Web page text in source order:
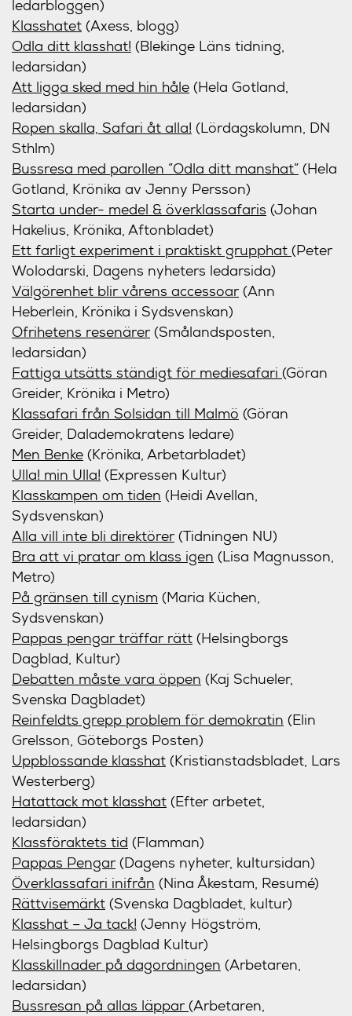
ledarbloggen)
Klasshatet (Axess, blogg)
Odla ditt klasshat! (Blekinge Läns tidning,
ledarsidan)
Att ligga sked med hin håle (Hela Gotland,
ledarsidan)
Ropen skalla, Safari åt alla! (Lördagskolumn, DN
Sthlm)
Bussresa med parollen ”Odla ditt manshat” (Hela
Gotland, Krönika av Jenny Persson)
Starta under- medel & överklassafaris (Johan
Hakelius, Krönika, Aftonbladet)
Ett farligt experiment i praktiskt grupphat (Peter
Wolodarski, Dagens nyheters ledarsida)
Välgörenhet blir vårens accessoar (Ann
Heberlein, Krönika i Sydsvenskan)
Ofrihetens resenärer (Smålandsposten,
ledarsidan)
Fattiga utsätts ständigt för mediesafari (Göran
Greider, Krönika i Metro)
Klassafari från Solsidan till Malmö (Göran
Greider, Dalademokratens ledare)
Men Benke (Krönika, Arbetarbladet)
Ulla! min Ulla! (Expressen Kultur)
Klasskampen om tiden (Heidi Avellan,
Sydsvenskan)
Alla vill inte bli direktörer (Tidningen NU)
Bra att vi pratar om klass igen (Lisa Magnusson,
Metro)
På gränsen till cynism (Maria Küchen,
Sydsvenskan)
Pappas pengar träffar rätt (Helsingborgs
Dagblad, Kultur)
Debatten måste vara öppen (Kaj Schueler,
Svenska Dagbladet)
Reinfeldts grepp problem för demokratin (Elin
Grelsson, Göteborgs Posten)
Uppblossande klasshat (Kristianstadsbladet, Lars
Westerberg)
Hatattack mot klasshat (Efter arbetet,
ledarsidan)
Klassföraktets tid (Flamman)
Pappas Pengar (Dagens nyheter, kultursidan)
Överklassafari inifrån (Nina Åkestam, Resumé)
Rättvisemärkt (Svenska Dagbladet, kultur)
Klasshat – Ja tack! (Jenny Högström,
Helsingborgs Dagblad Kultur)
Klasskillnader på dagordningen (Arbetaren,
ledarsidan)
Bussresan på allas läppar (Arbetaren,